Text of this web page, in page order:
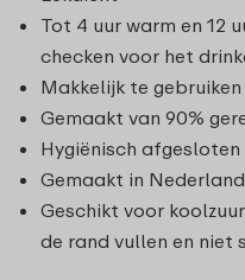
Tot 4 uur warm en 12
checken voor het
Makkelijk te
Gemaakt van 90%
Hygiënisch afgesloten
Gemaakt in Nederland
Geschikt voor
de rand vullen en niet